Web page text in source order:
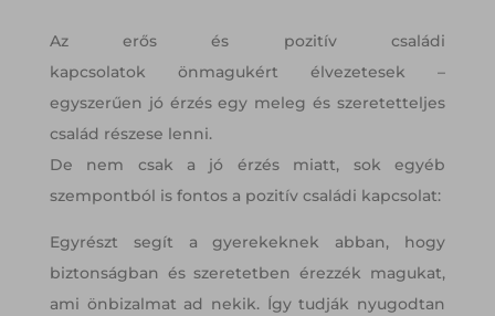
Az erős és pozitív családi
kapcsolatok önmagukért élvezetesek –
egyszerűen jó érzés egy meleg és szeretetteljes
család részese lenni.
De nem csak a jó érzés miatt, sok egyéb
szempontból is fontos a pozitív családi kapcsolat:
Egyrészt segít a gyerekeknek abban, hogy
biztonságban és szeretetben érezzék magukat,
ami önbizalmat ad nekik. Így tudják nyugodtan